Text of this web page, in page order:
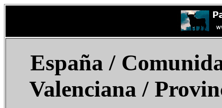
España /
Valenciana /